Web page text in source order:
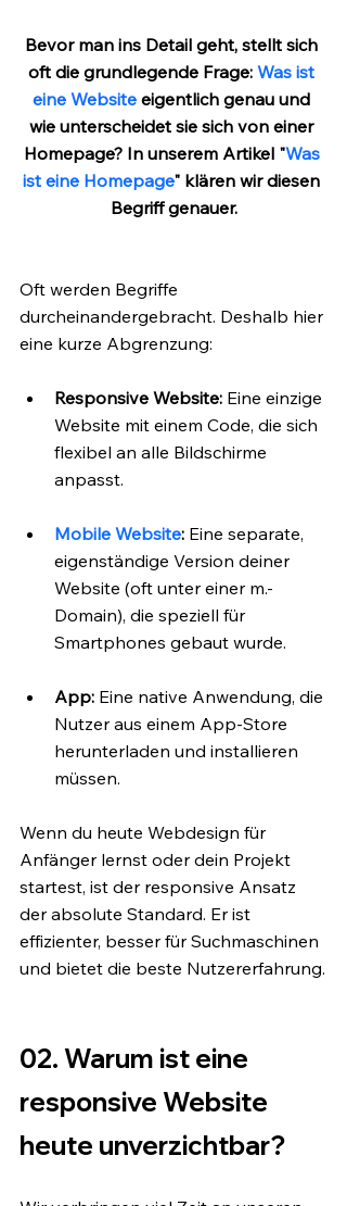
Bevor man ins Detail geht, stellt sich
oft die grundlegende Frage: Was ist
eine Website eigentlich genau und
wie unterscheidet sie sich von einer
Homepage? In unserem Artikel "Was
ist eine Homepage" klären wir diesen
Begriff genauer.
Oft werden Begriffe
durcheinandergebracht. Deshalb hier
eine kurze Abgrenzung:
Responsive Website: Eine einzige
Website mit einem Code, die sich
flexibel an alle Bildschirme
anpasst.
Mobile Website: Eine separate,
eigenständige Version deiner
Website (oft unter einer m.-
Domain), die speziell für
Smartphones gebaut wurde.
App: Eine native Anwendung, die
Nutzer aus einem App-Store
herunterladen und installieren
müssen.
Wenn du heute Webdesign für
Anfänger lernst oder dein Projekt
startest, ist der responsive Ansatz
der absolute Standard. Er ist
effizienter, besser für Suchmaschinen
und bietet die beste Nutzererfahrung.
02. Warum ist eine
responsive Website
heute unverzichtbar?